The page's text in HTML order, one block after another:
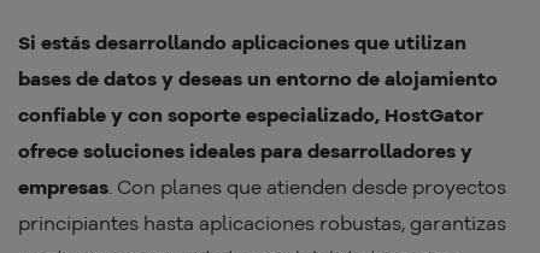
Si estás desarrollando aplicaciones que utilizan
bases de datos y deseas un entorno de alojamiento
confiable y con soporte especializado, HostGator
ofrece soluciones ideales para desarrolladores y
empresas . Con planes que atienden desde proyectos
principiantes hasta aplicaciones robustas, garantizas